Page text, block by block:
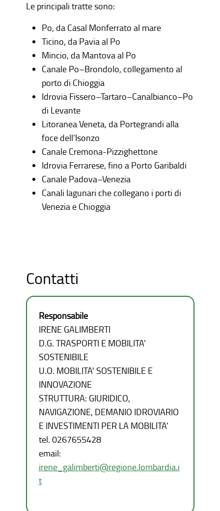
Le principali tratte sono:
Po, da Casal Monferrato al mare
Ticino, da Pavia al Po
Mincio, da Mantova al Po
Canale Po–Brondolo, collegamento al
porto di Chioggia
Idrovia Fissero–Tartaro–Canalbianco–Po
di Levante
Litoranea Veneta, da Portegrandi alla
foce dell’Isonzo
Canale Cremona-Pizzighettone
Idrovia Ferrarese, fino a Porto Garibaldi
Canale Padova–Venezia
Canali lagunari che collegano i porti di
Venezia e Chioggia
Contatti
Responsabile
IRENE GALIMBERTI
D.G. TRASPORTI E MOBILITA'
SOSTENIBILE
U.O. MOBILITA' SOSTENIBILE E
INNOVAZIONE
STRUTTURA: GIURIDICO,
NAVIGAZIONE, DEMANIO IDROVIARIO
E INVESTIMENTI PER LA MOBILITA'
tel. 0267655428
email:
irene_galimberti@regione.lombardia.i
t